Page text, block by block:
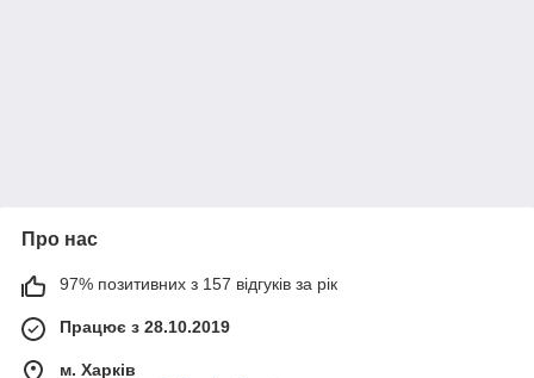
Про нас
97% позитивних з 157 відгуків за рік
Працює з 28.10.2019
м. Харків